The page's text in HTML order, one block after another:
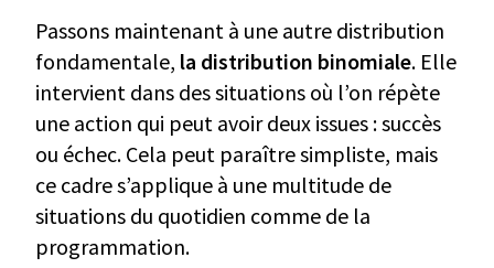
Passons maintenant à une autre distribution
fondamentale, la distribution binomiale. Elle
intervient dans des situations où l’on répète
une action qui peut avoir deux issues : succès
ou échec. Cela peut paraître simpliste, mais
ce cadre s’applique à une multitude de
situations du quotidien comme de la
programmation.